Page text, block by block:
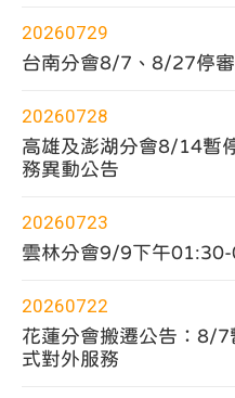
20260729
台南分會8/7、8/27停審
20260728
高雄及澎湖分會8/14暫
務異動公告
20260723
雲林分會9/9下午
20260722
花蓮分會搬遷公告：8/
式對外服務